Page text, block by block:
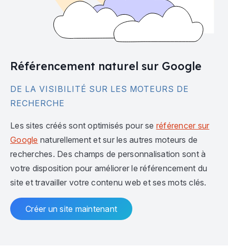
Référencement naturel sur Google
DE LA VISIBILITÉ SUR LES MOTEURS DE
RECHERCHE
Les sites créés sont optimisés pour se référencer sur
Google naturellement et sur les autres moteurs de
recherches. Des champs de personnalisation sont à
votre disposition pour améliorer le référencement du
site et travailler votre contenu web et ses mots clés.
Créer un site maintenant